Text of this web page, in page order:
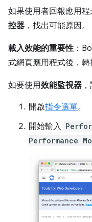
如果使用者回報應用
控器 ，找出可能原因。
載入效能的重要性：
式網頁應用程式後，轉
如要使用效能監視器
開啟指令選單。
開始輸入
Performance